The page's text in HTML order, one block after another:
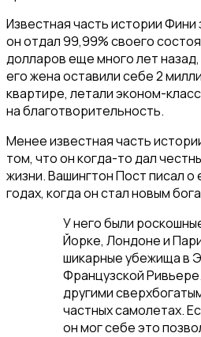
Известная часть истории
он отдал 99,99% своего
долларов еще много лет
его жена оставили себе 2
квартире, летали эконом-
на благотворительность.
Менее известная часть
том, что он когда-то дал
жизни. Вашингтон Пост писал о
годах, когда он стал новым
У него были
Йорке, Лондоне и
шикарные убежища в
Французской
другими
частных самолетах.
он мог себе это